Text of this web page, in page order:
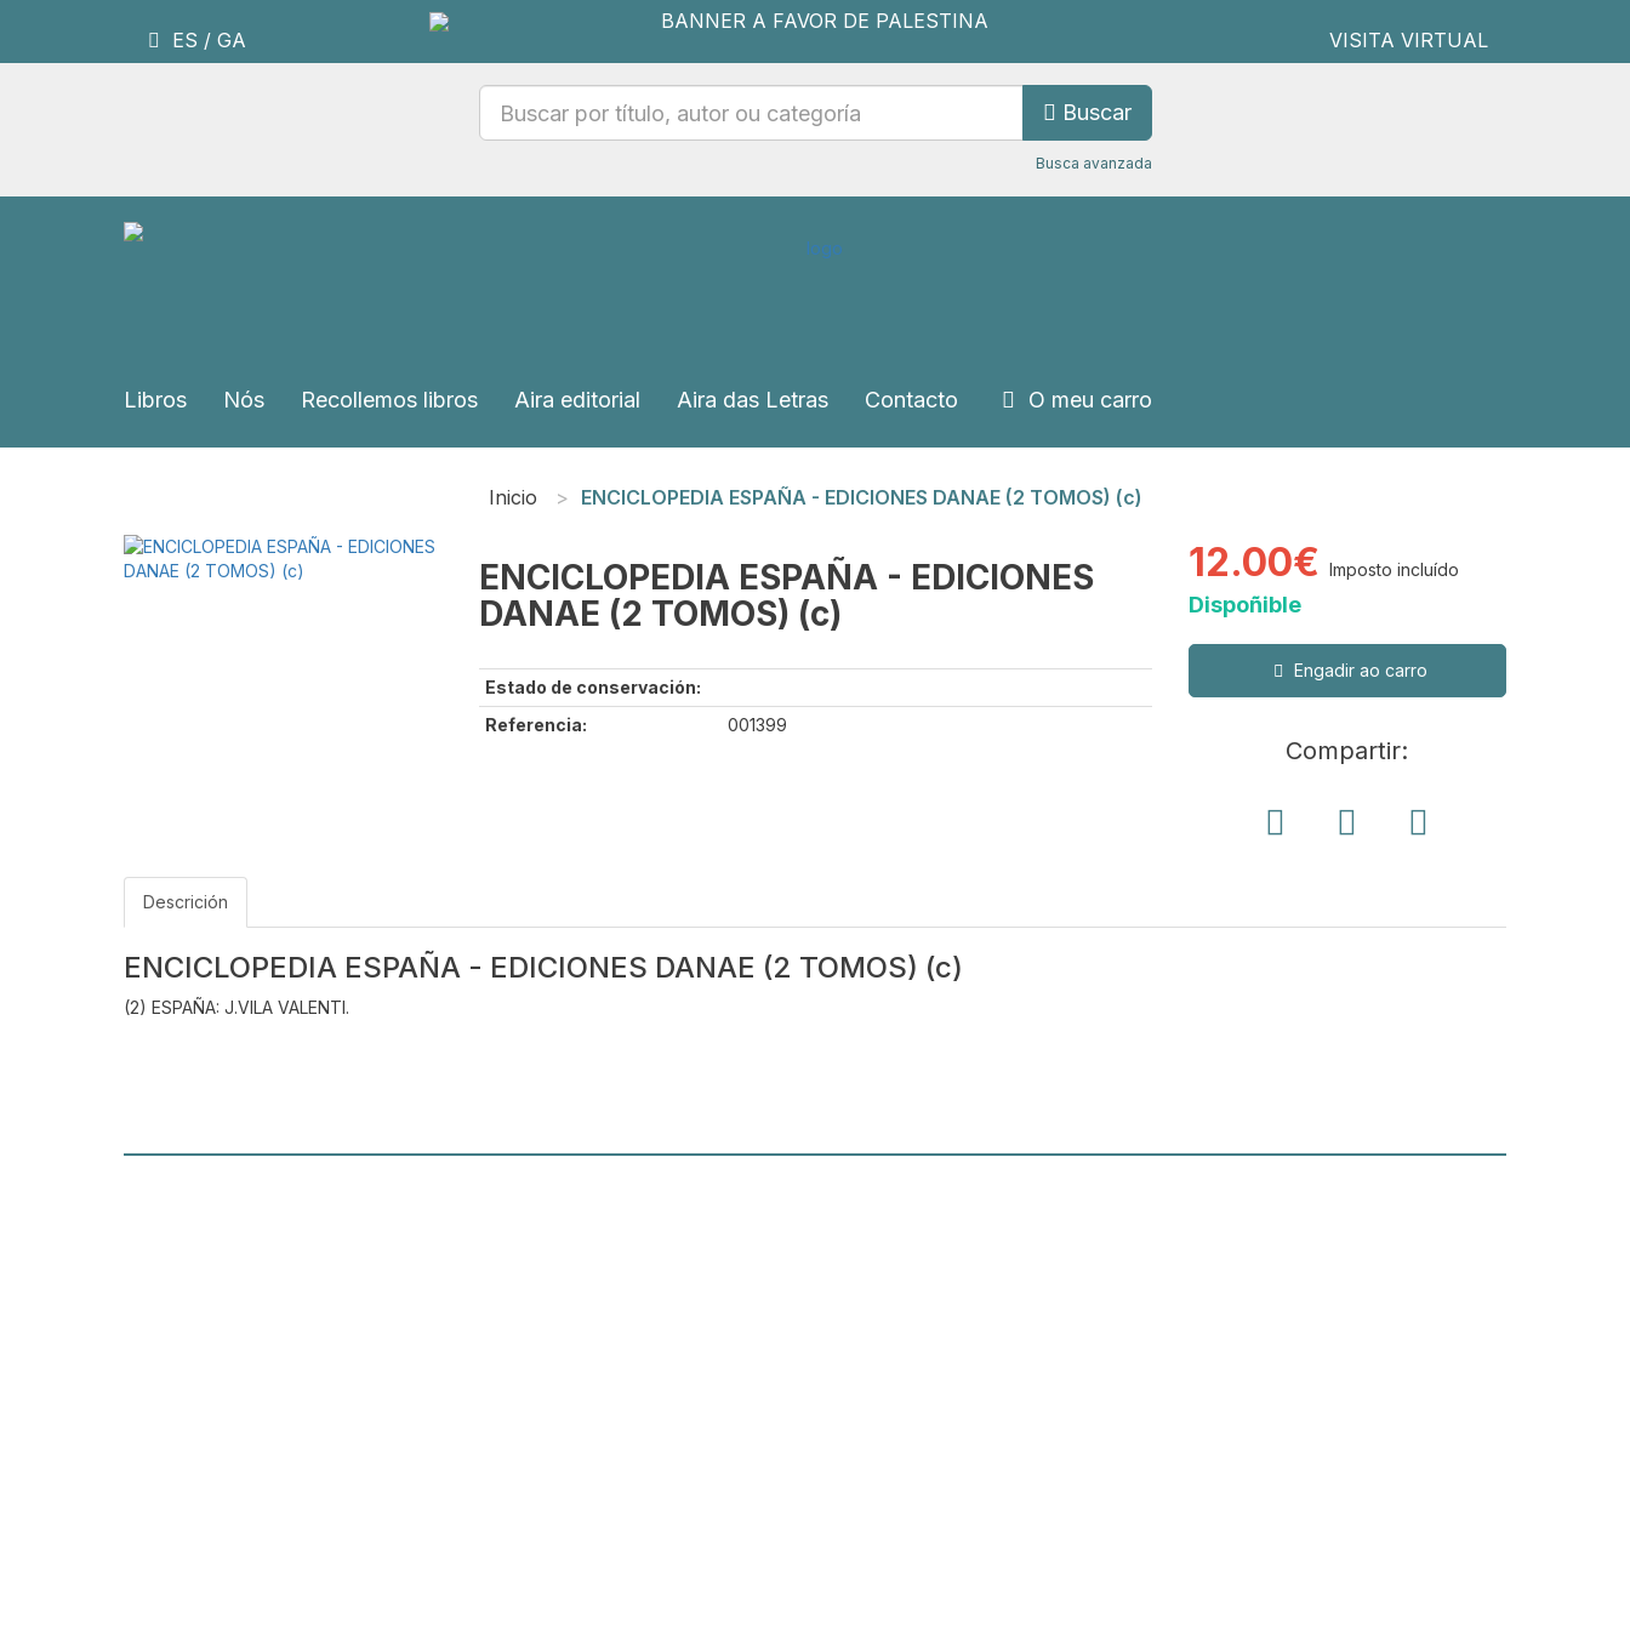
ES / GA VISITA VIRTUAL
Buscar
Busca avanzada
Libros Nós Recollemos libros Aira editorial Aira das Letras Contacto O meu carro
Inicio ENCICLOPEDIA ESPAÑA - EDICIONES DANAE (2 TOMOS) (c)
ENCICLOPEDIA ESPAÑA - EDICIONES
DANAE (2 TOMOS) (c)
Estado de conservación:
Referencia:
001399
12.00€ Imposto incluído
Dispoñible
Engadir ao carro
Compartir:
Descrición
ENCICLOPEDIA ESPAÑA - EDICIONES DANAE (2 TOMOS) (c)
(2) ESPAÑA: J.VILA VALENTI.